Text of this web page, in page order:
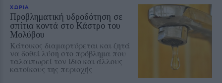
ΧΩΡΙΑ
Προβληματική υδροδότηση σε
σπίτια κοντά στο Κάστρο του
Μολύβου
Κάτοικος διαμαρτύρεται και ζητά
να δοθεί λύση στο πρόβλημα που
ταλαιπωρεί τον ίδιο και άλλους
κατοίκους της περιοχής